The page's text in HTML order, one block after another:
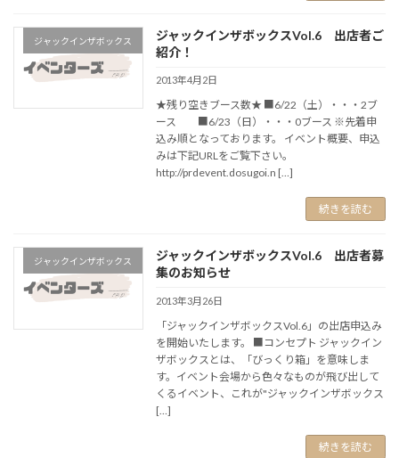
ジャックインザボックス
ジャックインザボックスVol.6 出店者ご
紹介！
2013年4月2日
★残り空きブース数★ ■6/22（土）・・・2ブ
ース ■6/23（日）・・・0ブース ※先着申
込み順となっております。 イベント概要、申込
みは下記URLをご覧下さい。
http://prdevent.dosugoi.n […]
続きを読む
ジャックインザボックス
ジャックインザボックスVol.6 出店者募
集のお知らせ
2013年3月26日
「ジャックインザボックスVol.6」の出店申込み
を開始いたします。 ■コンセプト ジャックイン
ザボックスとは、「びっくり箱」を意味しま
す。イベント会場から色々なものが飛び出して
くるイベント、これが"ジャックインザボックス
[…]
続きを読む